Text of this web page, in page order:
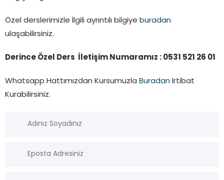
Özel derslerimizle İlgili ayrıntılı bilgiye buradan
ulaşabilirsiniz.
Derince Özel Ders İletişim Numaramız : 0531 521 26 01
Whatsapp Hattımızdan Kursumuzla Buradan İrtibat
Kurabilirsiniz.